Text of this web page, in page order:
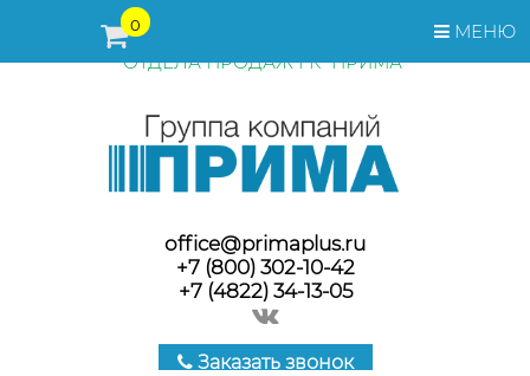
МЕНЮ
0
ПЕРЕД ОФОРМЛЕНИЕМ ЗАКАЗА, СТОИМОСТЬ И СРОКИ
ПОСТАВКИ ТОВАРА УТОЧНЯЙТЕ У МЕНЕДЖЕРОВ
ОТДЕЛА ПРОДАЖ ГК "ПРИМА"
office@primaplus.ru
+7 (800) 302-10-42
+7 (4822) 34-13-05
Заказать звонок